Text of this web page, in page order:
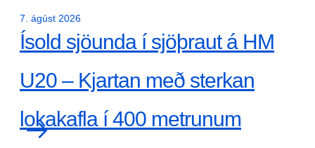
7. ágúst 2026
Ísold sjöunda í sjöþraut á HM
U20 – Kjartan með sterkan
lokakafla í 400 metrunum